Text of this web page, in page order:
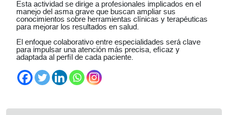
Esta actividad se dirige a profesionales implicados en el
manejo del asma grave que buscan ampliar sus
conocimientos sobre herramientas clínicas y terapéuticas
para mejorar los resultados en salud.
El enfoque colaborativo entre especialidades será clave
para impulsar una atención más precisa, eficaz y
adaptada al perfil de cada paciente.